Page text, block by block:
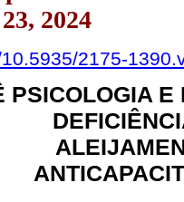
2024
2175-
PSICOLOGIA